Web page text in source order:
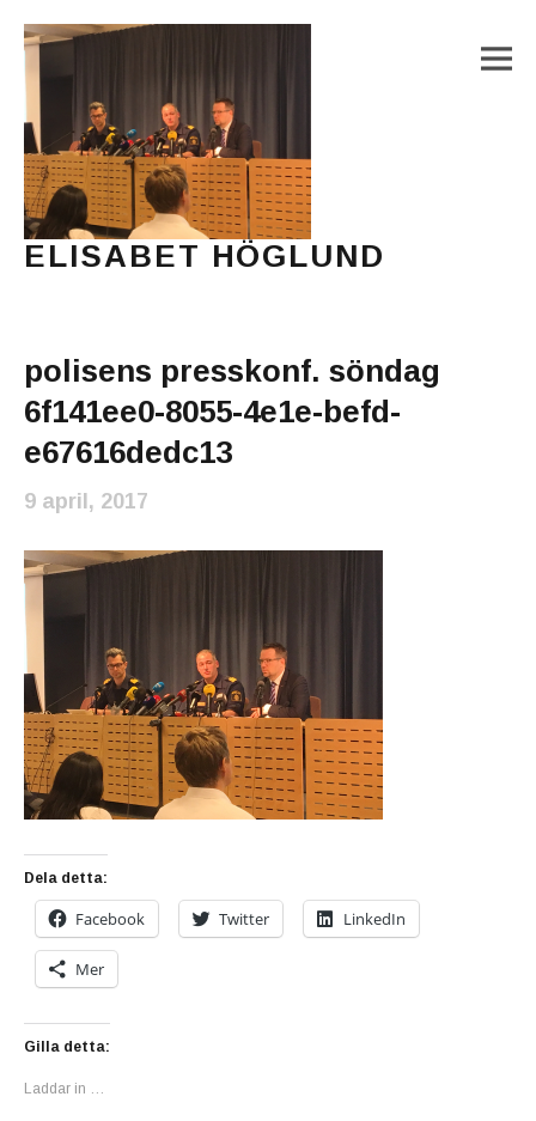
ELISABET HÖGLUND
polisens presskonf. söndag
6f141ee0-8055-4e1e-befd-
e67616dedc13
9 april, 2017
Dela detta:
Facebook Twitter LinkedIn
Mer
Gilla detta:
Laddar in …